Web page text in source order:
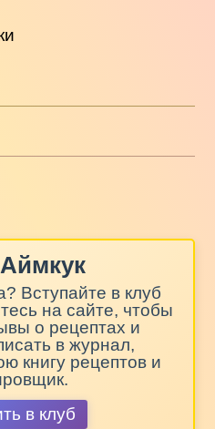
Вступайте в клуб
на сайте, чтобы
о рецептах и
в журнал,
книгу рецептов и
в клуб